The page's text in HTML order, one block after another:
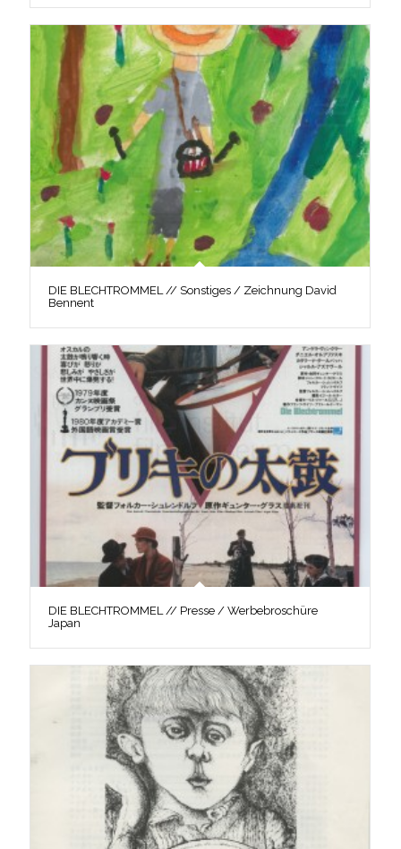
DIE BLECHTROMMEL // Sonstiges / Zeichnung David
Bennent
DIE BLECHTROMMEL // Presse / Werbebroschüre
Japan